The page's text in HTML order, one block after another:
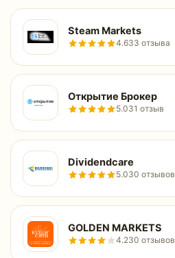
Steam Markets
4.633 отзыва
Открытие Брокер
5.031 отзыв
Dividendcare
5.030 отзывов
GOLDEN MARKETS
4.230 отзывов